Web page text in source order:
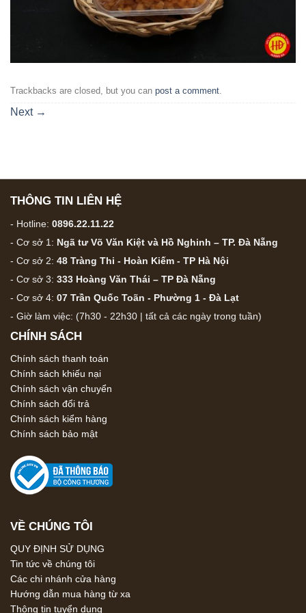
Trackbacks are closed, but you can post a comment
Next →
THÔNG TIN LIÊN HỆ
- Hotline: 0896.22.11.22
- Cơ sở 1: Ngã tư Võ Văn Kiệt và Hồ Nghinh – TP. Đà Nẵng
- Cơ sở 2: 48 Tràng Thi - Hoàn Kiếm - TP Hà Nội
- Cơ sở 3: 333 Hoàng Văn Thái – TP Đà Nẵng
- Cơ sở 4: 07 Trần Quốc Toãn - Phường 1 - Đà Lạt
- Giờ làm việc: (7h30 - 22h30 | tất cả các ngày trong tuần)
CHÍNH SÁCH
Chính sách thanh toán
Chính sách khiếu nại
Chính sách vận chuyển
Chính sách đổi trả
Chính sách kiểm hàng
Chính sách bảo mật
VỀ CHÚNG TÔI
QUY ĐỊNH SỬ DỤNG
Tin tức về chúng tôi
Các chi nhánh cửa hàng
Hướng dẫn mua hàng từ xa
Thông tin tuyển dụng